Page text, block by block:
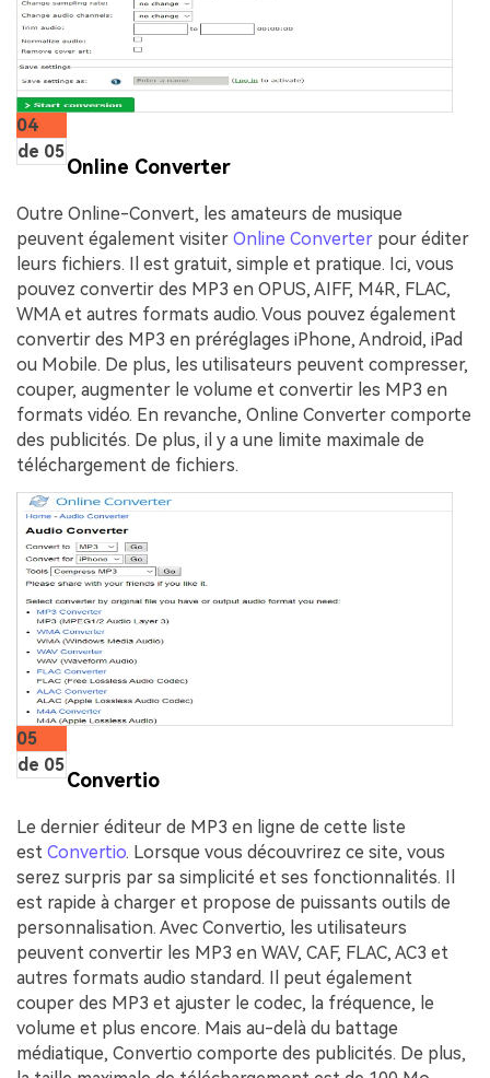
04
de 05
Online Converter
Outre Online-Convert, les amateurs de musique
peuvent également visiter Online Converter pour éditer
leurs fichiers. Il est gratuit, simple et pratique. Ici, vous
pouvez convertir des MP3 en OPUS, AIFF, M4R, FLAC,
WMA et autres formats audio. Vous pouvez également
convertir des MP3 en préréglages iPhone, Android, iPad
ou Mobile. De plus, les utilisateurs peuvent compresser,
couper, augmenter le volume et convertir les MP3 en
formats vidéo. En revanche, Online Converter comporte
des publicités. De plus, il y a une limite maximale de
téléchargement de fichiers.
05
de 05
Convertio
Le dernier éditeur de MP3 en ligne de cette liste
est Convertio. Lorsque vous découvrirez ce site, vous
serez surpris par sa simplicité et ses fonctionnalités. Il
est rapide à charger et propose de puissants outils de
personnalisation. Avec Convertio, les utilisateurs
peuvent convertir les MP3 en WAV, CAF, FLAC, AC3 et
autres formats audio standard. Il peut également
couper des MP3 et ajuster le codec, la fréquence, le
volume et plus encore. Mais au-delà du battage
médiatique, Convertio comporte des publicités. De plus,